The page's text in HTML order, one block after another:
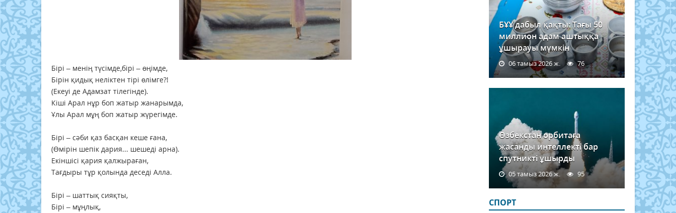
Бірі – менің түсімде,бірі – өңімде,
Бірін қидық неліктен тірі өлімге?!
(Екеуі де Адамзат тілегінде).
Кіші Арал нұр боп жатыр жанарымда,
Ұлы Арал мұң боп жатыр жүрегімде.
Бірі – сәби қаз басқан кеше ғана,
(Өмірін шепік дария... шешеді арна).
Екіншісі қария қалжыраған,
Тағдыры тұр қолында деседі Алла.
Бірі – шаттық сияқты,
Бірі – мұңлық,
БҰҰ дабыл қақты: Тағы 50
миллион адам аштыққа
ұшырауы мүмкін
06 тамыз 2026 ж. 76
Өзбекстан орбитаға
жасанды интеллекті бар
спутникті ұшырды
05 тамыз 2026 ж. 95
СПОРТ